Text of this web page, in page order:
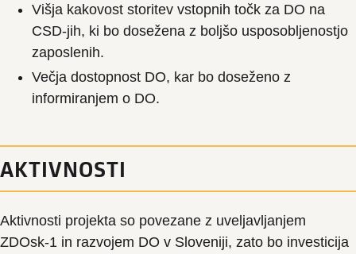
Višja kakovost storitev vstopnih točk za DO na
CSD-jih, ki bo dosežena z boljšo usposobljenostjo
zaposlenih.
Večja dostopnost DO, kar bo doseženo z
informiranjem o DO.
AKTIVNOSTI
Aktivnosti projekta so povezane z uveljavljanjem
ZDOsk-1 in razvojem DO v Sloveniji, zato bo investicija